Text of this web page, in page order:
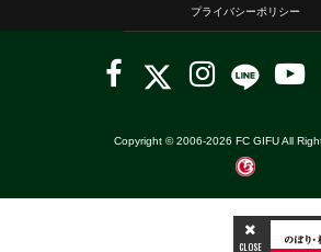
プライバシーポリシー
Copyright © 2006-2026 FC GIFU All
CLOSE